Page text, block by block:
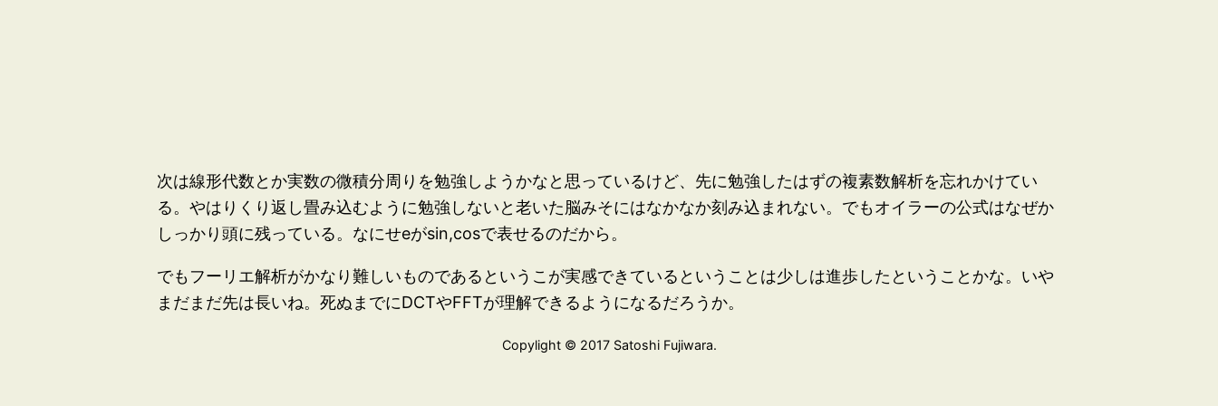
次は線形代数とか実数の微積分周りを勉強しようかなと思っているけど、先に勉強したはずの複素数解析を忘れかけてい
る。やはりくり返し畳み込むように勉強しないと老いた脳みそにはなかなか刻み込まれない。でもオイラーの公式はなぜか
しっかり頭に残っている。なにせeがsin,cosで表せるのだから。
でもフーリエ解析がかなり難しいものであるというこが実感できているということは少しは進歩したということかな。いや
まだまだ先は長いね。死ぬまでにDCTやFFTが理解できるようになるだろうか。
Copylight © 2017 Satoshi Fujiwara.